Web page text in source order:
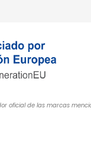
de las marcas